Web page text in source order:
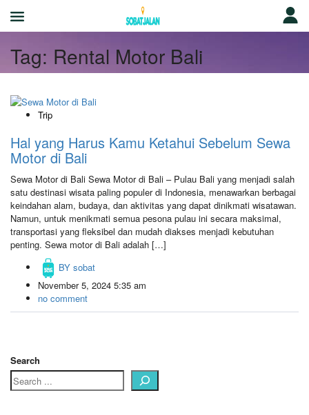
Tag: Rental Motor Bali
Trip
Hal yang Harus Kamu Ketahui Sebelum Sewa
Motor di Bali
Sewa Motor di Bali Sewa Motor di Bali – Pulau Bali yang menjadi salah
satu destinasi wisata paling populer di Indonesia, menawarkan berbagai
keindahan alam, budaya, dan aktivitas yang dapat dinikmati wisatawan.
Namun, untuk menikmati semua pesona pulau ini secara maksimal,
transportasi yang fleksibel dan mudah diakses menjadi kebutuhan
penting. Sewa motor di Bali adalah […]
BY sobat
November 5, 2024 5:35 am
no comment
Search